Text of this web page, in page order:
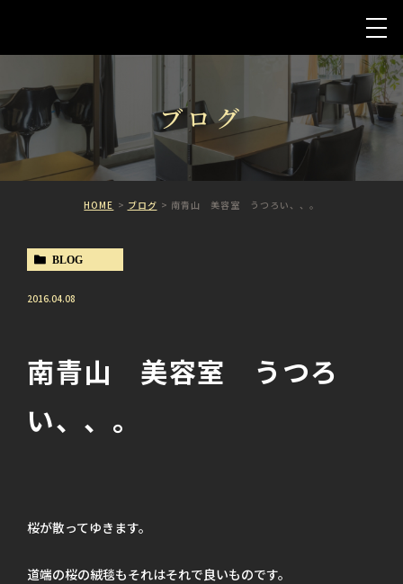
ブログ
HOME ブログ 南青山 美容室 うつろい、、。
BLOG
2016.04.08
南青山 美容室 うつろ
い、、。
桜が散ってゆきます。
道端の桜の絨毯もそれはそれで良いものです。